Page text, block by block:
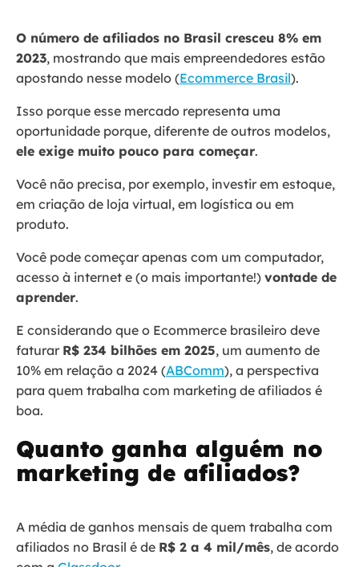
O número de afiliados no Brasil cresceu 8% em
2023, mostrando que mais empreendedores estão
apostando nesse modelo (Ecommerce Brasil).
Isso porque esse mercado representa uma
oportunidade porque, diferente de outros modelos,
ele exige muito pouco para começar.
Você não precisa, por exemplo, investir em estoque,
em criação de loja virtual, em logística ou em
produto.
Você pode começar apenas com um computador,
acesso à internet e (o mais importante!) vontade de
aprender.
E considerando que o Ecommerce brasileiro deve
faturar R$ 234 bilhões em 2025, um aumento de
10% em relação a 2024 (ABComm), a perspectiva
para quem trabalha com marketing de afiliados é
boa.
Quanto ganha alguém no
marketing de afiliados?
A média de ganhos mensais de quem trabalha com
afiliados no Brasil é de R$ 2 a 4 mil/mês, de acordo